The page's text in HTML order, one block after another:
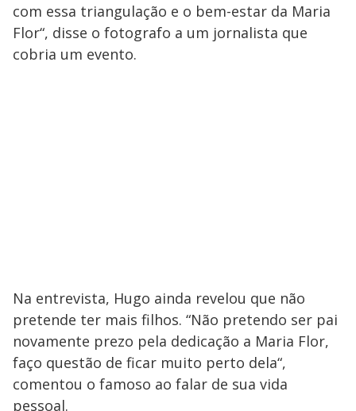
com essa triangulação e o bem-estar da Maria
Flor“, disse o fotografo a um jornalista que
cobria um evento.
Na entrevista, Hugo ainda revelou que não
pretende ter mais filhos. “Não pretendo ser pai
novamente prezo pela dedicação a Maria Flor,
faço questão de ficar muito perto dela“,
comentou o famoso ao falar de sua vida
pessoal.